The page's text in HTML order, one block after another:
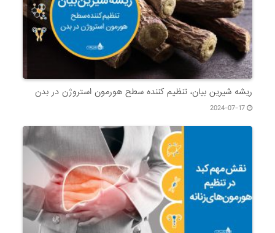
ریشه شیرین بیان، تنظیم کننده سطح هورمون استروژن در بدن
2024-07-17